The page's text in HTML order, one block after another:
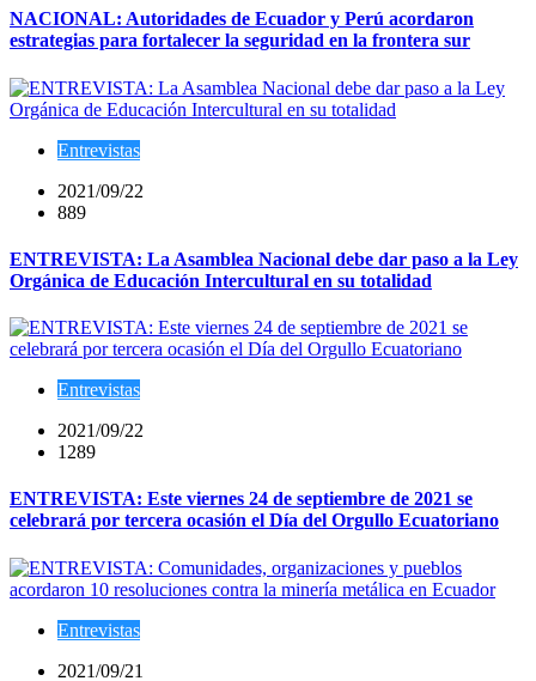
NACIONAL: Autoridades de Ecuador y Perú acordaron
estrategias para fortalecer la seguridad en la frontera sur
Entrevistas
2021/09/22
889
ENTREVISTA: La Asamblea Nacional debe dar paso a la Ley
Orgánica de Educación Intercultural en su totalidad
Entrevistas
2021/09/22
1289
ENTREVISTA: Este viernes 24 de septiembre de 2021 se
celebrará por tercera ocasión el Día del Orgullo Ecuatoriano
Entrevistas
2021/09/21